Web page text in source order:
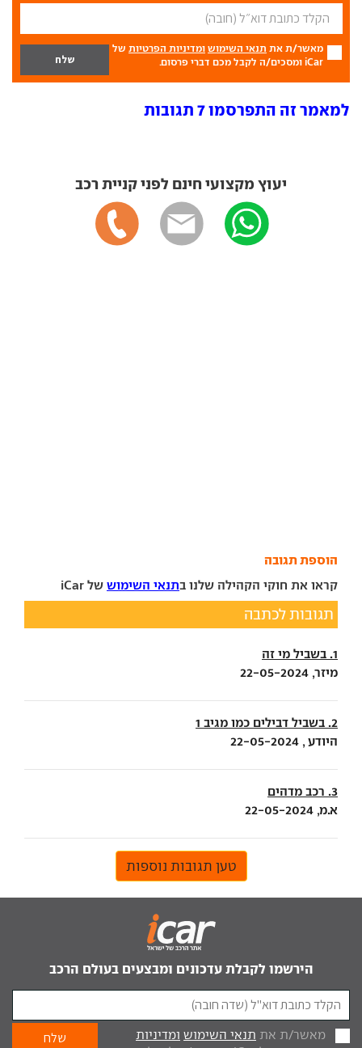
מאשר/ת את תנאי השימוש ומדיניות הפרטיות של
iCar ומסכים/ה לקבל מכם דברי פרסום.
למאמר זה התפרסמו 7 תגובות
יעוץ מקצועי חינם לפני קניית רכב
הוספת תגובה
קראו את חוקי הקהילה שלנו בתנאי השימוש של iCar
תגובות לכתבה
1. בשביל מי זה
מיזר, 22-05-2024
2. בשביל דבילים כמו מגיב 1
היודע , 22-05-2024
3. רכב מדהים
א.מ, 22-05-2024
טען תגובות נוספות
הירשמו לקבלת עדכונים ומבצעים בעולם הרכב
מאשר/ת את תנאי השימוש ומדיניות